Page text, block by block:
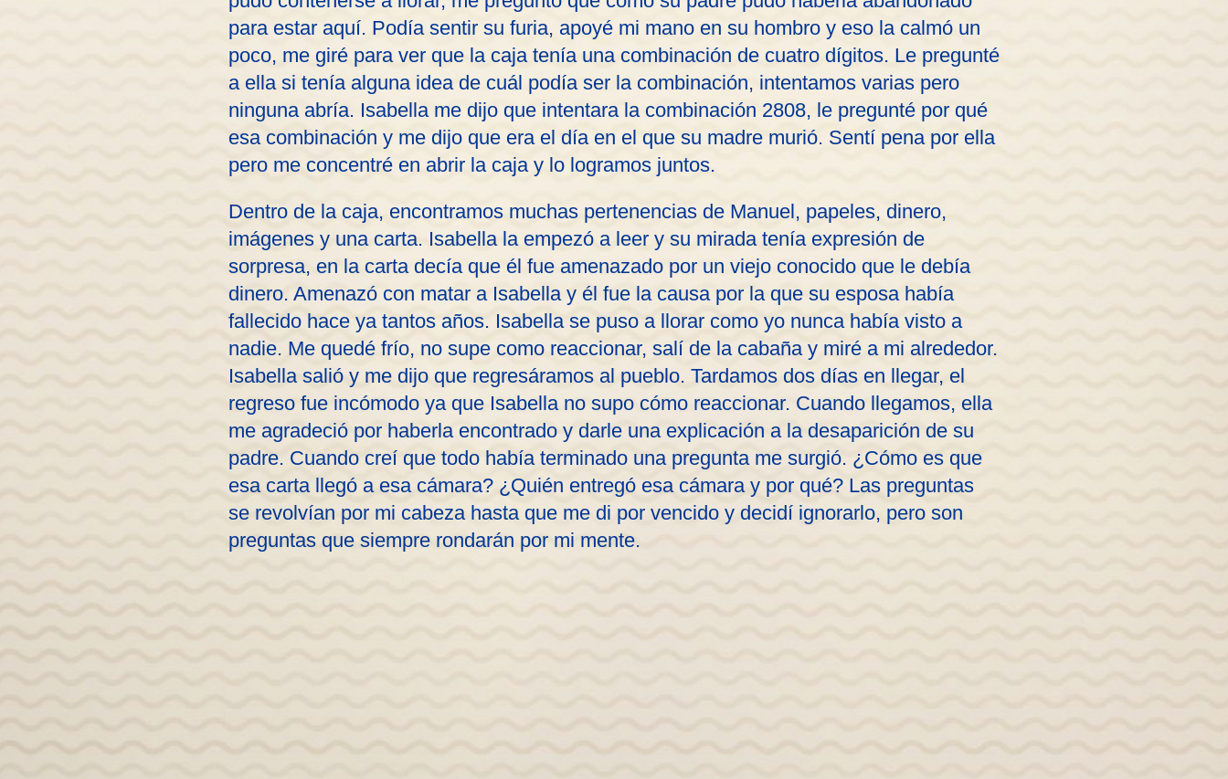
para estar aquí. Podía sentir su furia, apoyé mi mano en su hombro y eso la calmó un
poco, me giré para ver que la caja tenía una combinación de cuatro dígitos. Le pregunté
a ella si tenía alguna idea de cuál podía ser la combinación, intentamos varias pero
ninguna abría. Isabella me dijo que intentara la combinación 2808, le pregunté por qué
esa combinación y me dijo que era el día en el que su madre murió. Sentí pena por ella
pero me concentré en abrir la caja y lo logramos juntos.
Dentro de la caja, encontramos muchas pertenencias de Manuel, papeles, dinero,
imágenes y una carta. Isabella la empezó a leer y su mirada tenía expresión de
sorpresa, en la carta decía que él fue amenazado por un viejo conocido que le debía
dinero. Amenazó con matar a Isabella y él fue la causa por la que su esposa había
fallecido hace ya tantos años. Isabella se puso a llorar como yo nunca había visto a
nadie. Me quedé frío, no supe como reaccionar, salí de la cabaña y miré a mi alrededor.
Isabella salió y me dijo que regresáramos al pueblo. Tardamos dos días en llegar, el
regreso fue incómodo ya que Isabella no supo cómo reaccionar. Cuando llegamos, ella
me agradeció por haberla encontrado y darle una explicación a la desaparición de su
padre. Cuando creí que todo había terminado una pregunta me surgió. ¿Cómo es que
esa carta llegó a esa cámara? ¿Quién entregó esa cámara y por qué? Las preguntas
se revolvían por mi cabeza hasta que me di por vencido y decidí ignorarlo, pero son
preguntas que siempre rondarán por mi mente.